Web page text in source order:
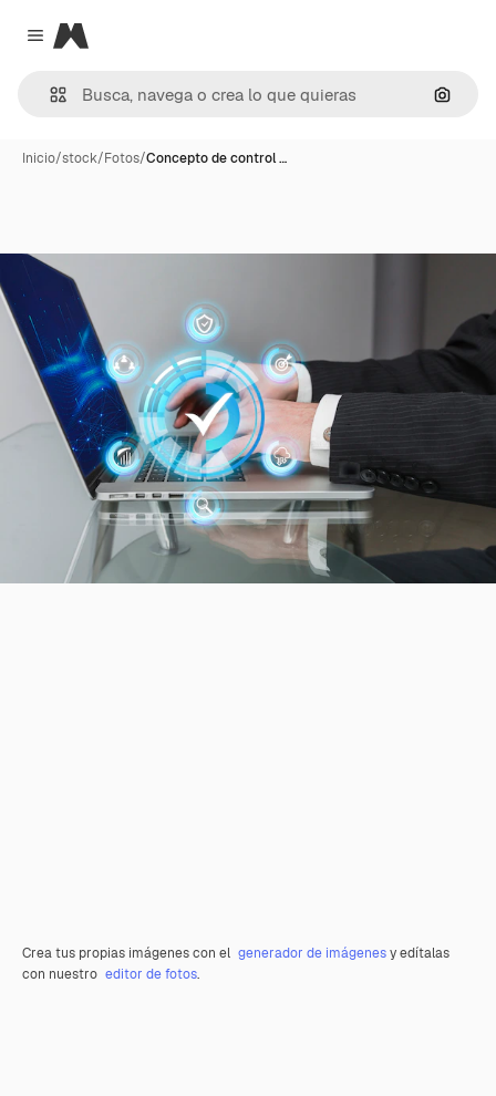
Close menu
Magnific
Inicio/stock/Fotos/Concepto de control …
Crea tus propias imágenes con el generador de imágenesy edítalas
con nuestro editor de fotos.